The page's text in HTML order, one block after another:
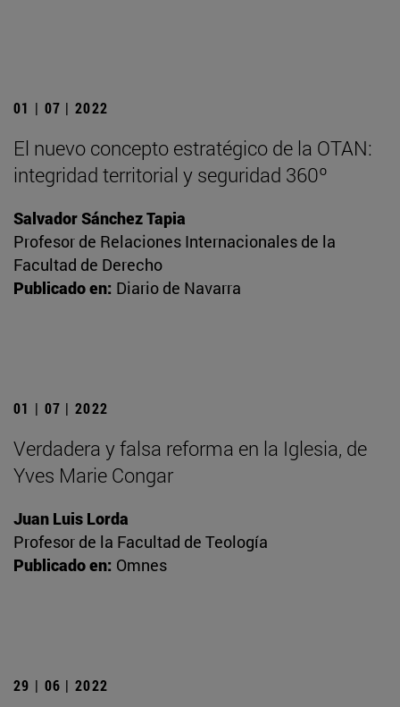
01 | 07 | 2022
El nuevo concepto estratégico de la OTAN:
integridad territorial y seguridad 360º
Salvador Sánchez Tapia
Profesor de Relaciones Internacionales de la
Facultad de Derecho
Publicado en: Diario de Navarra
01 | 07 | 2022
Verdadera y falsa reforma en la Iglesia, de
Yves Marie Congar
Juan Luis Lorda
Profesor de la Facultad de Teología
Publicado en: Omnes
29 | 06 | 2022